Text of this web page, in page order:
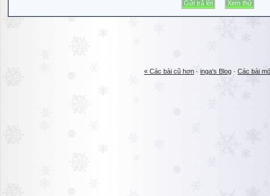
« Các bài cũ hơn · inga's Blog · Các bài